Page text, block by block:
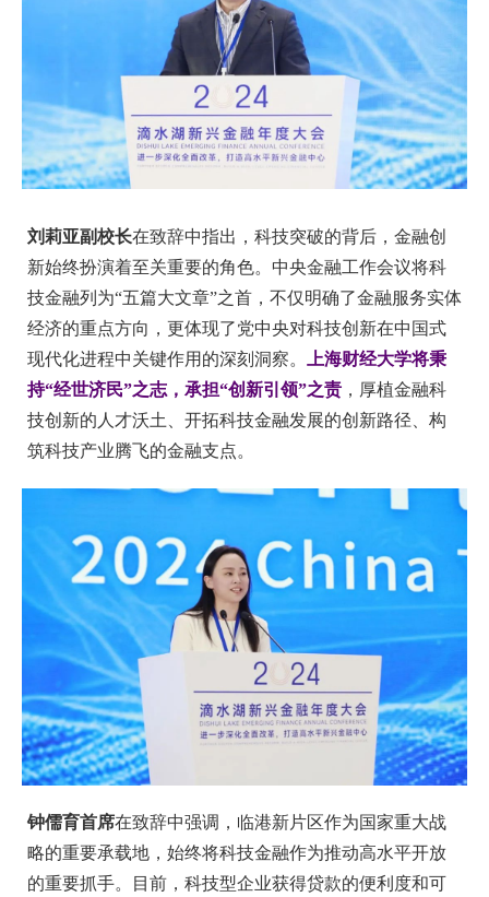
刘莉亚副校长在致辞中指出，科技突破的背后，金融创
新始终扮演着至关重要的角色。中央金融工作会议将科
技金融列为“五篇大文章”之首，不仅明确了金融服务实体
经济的重点方向，更体现了党中央对科技创新在中国式
现代化进程中关键作用的深刻洞察。
上海财经大学将秉
持“经世济民”之志，承担“创新引领”之责 ，厚植金融科
技创新的人才沃土、开拓科技金融发展的创新路径、构
筑科技产业腾飞的金融支点。
钟儒育首席在致辞中强调，临港新片区作为国家重大战
略的重要承载地，始终将科技金融作为推动高水平开放
的重要抓手。目前，科技型企业获得贷款的便利度和可